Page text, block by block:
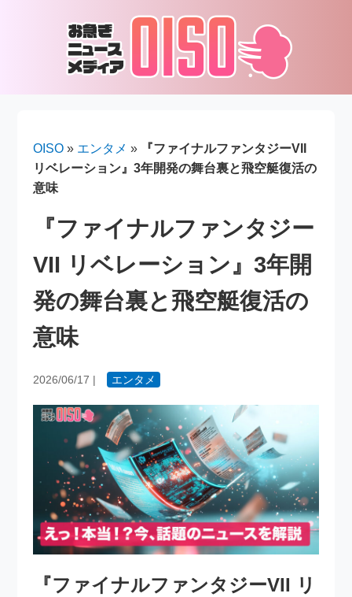
OISO » エンタメ »
『ファイナルファンタジーVII
リベレーション』3年開発の舞台裏と飛空艇復活の
意味
『ファイナルファンタジー
VII リベレーション』3年開
発の舞台裏と飛空艇復活の
意味
2026/06/17 | エンタメ
『ファイナルファンタジーVII リ